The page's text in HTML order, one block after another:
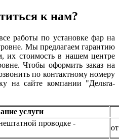
к нам?
работы по установке фар на
Мы предлагаем гарантию
их стоимость в нашем центре
Чтобы оформить заказ на
по контактному номеру
на сайте компании "Дельта-
услуги
проводке -